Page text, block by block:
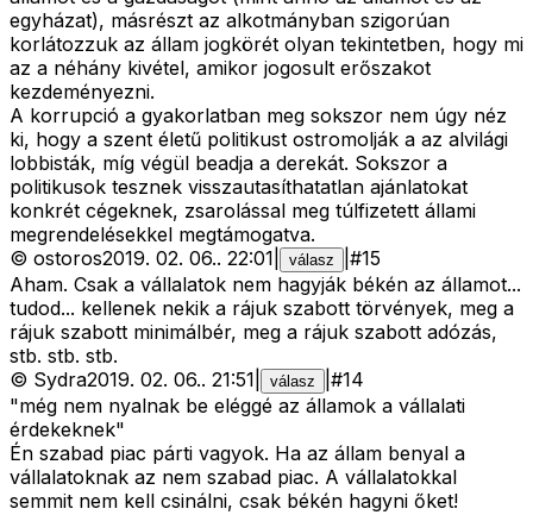
egyházat), másrészt az alkotmányban szigorúan
korlátozzuk az állam jogkörét olyan tekintetben, hogy mi
az a néhány kivétel, amikor jogosult erőszakot
kezdeményezni.
A korrupció a gyakorlatban meg sokszor nem úgy néz
ki, hogy a szent életű politikust ostromolják a az alvilági
lobbisták, míg végül beadja a derekát. Sokszor a
politikusok tesznek visszautasíthatatlan ajánlatokat
konkrét cégeknek, zsarolással meg túlfizetett állami
megrendelésekkel megtámogatva.
© ostoros2019. 02. 06.. 22:01 válasz #15
Aham. Csak a vállalatok nem hagyják békén az államot...
tudod... kellenek nekik a rájuk szabott törvények, meg a
rájuk szabott minimálbér, meg a rájuk szabott adózás,
stb. stb. stb.
© Sydra2019. 02. 06.. 21:51 válasz #14
"még nem nyalnak be eléggé az államok a vállalati
érdekeknek"
Én szabad piac párti vagyok. Ha az állam benyal a
vállalatoknak az nem szabad piac. A vállalatokkal
semmit nem kell csinálni, csak békén hagyni őket!